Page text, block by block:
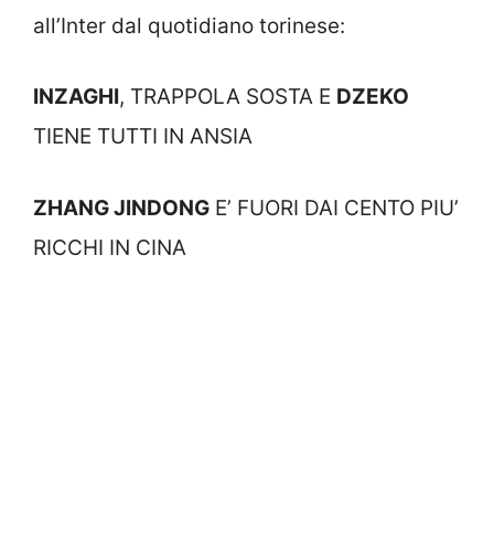
all’Inter dal quotidiano torinese:
INZAGHI, TRAPPOLA SOSTA E DZEKO
TIENE TUTTI IN ANSIA
ZHANG JINDONG E’ FUORI DAI CENTO PIU’
RICCHI IN CINA